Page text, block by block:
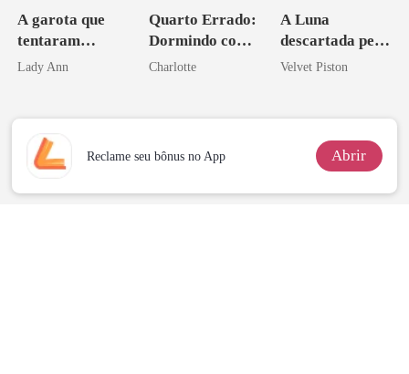
A garota que
tentaram
apagar
Lady Ann
Quarto Errado:
Dormindo com
o Tio do Meu
Charlotte
A Luna
descartada pelo
Alfa
Velvet Piston
Reclame seu bônus no App Abrir